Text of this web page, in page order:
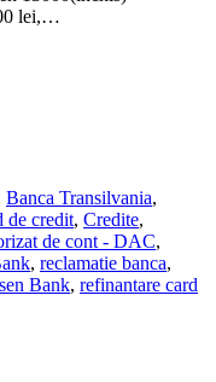
lei,…
Banca Transilvania,
de credit, Credite,
de cont - DAC,
, reclamatie banca,
Bank, refinantare card